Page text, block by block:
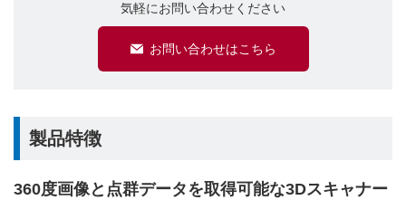
気軽にお問い合わせください
お問い合わせはこちら
製品特徴
360度画像と点群データを取得可能な3Dスキャナー